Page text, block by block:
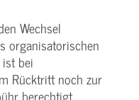
Wechsel
organisatorischen
bei
Rücktritt noch zur